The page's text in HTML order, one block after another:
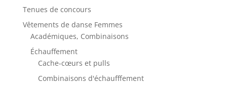
Tenues de concours
Vêtements de danse Femmes
Académiques, Combinaisons
Échauffement
Cache-cœurs et pulls
Combinaisons d'échaufffement